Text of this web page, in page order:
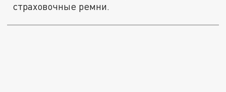
страховочные ремни.